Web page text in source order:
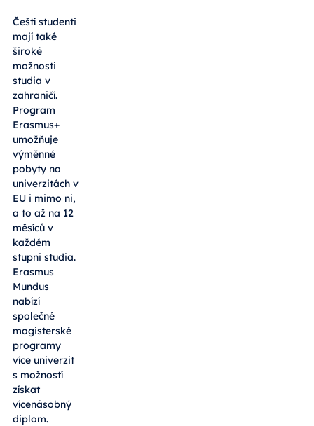
Čeští studenti
mají také
široké
možnosti
studia v
zahraničí.
Program
Erasmus+
umožňuje
výměnné
pobyty na
univerzitách v
EU i mimo ni,
a to až na 12
měsíců v
každém
stupni studia.
Erasmus
Mundus
nabízí
společné
magisterské
programy
více univerzit
s možností
získat
vícenásobný
diplom.